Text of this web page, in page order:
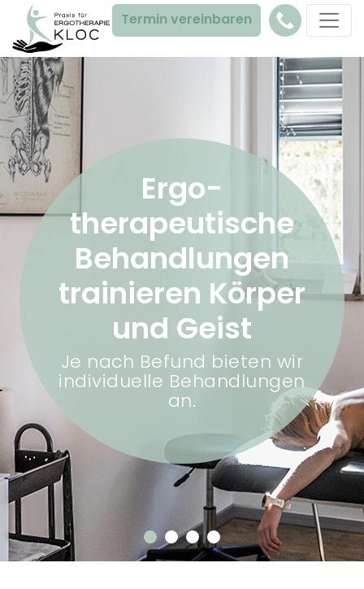
Termin vereinbaren
Ergo-
therapeutische
Behandlungen
trainieren Körper
und Geist
Je nach Befund bieten wir
individuelle Behandlungen
an.